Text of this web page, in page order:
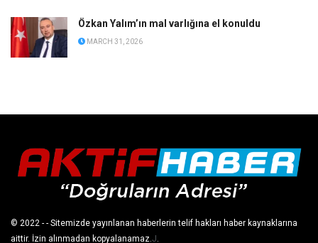
Özkan Yalım’ın mal varlığına el konuldu
MARCH 31, 2026
© 2022 - - Sitemizde yayınlanan haberlerin telif hakları haber kaynaklarına
aittir. İzin alınmadan kopyalanamaz. J